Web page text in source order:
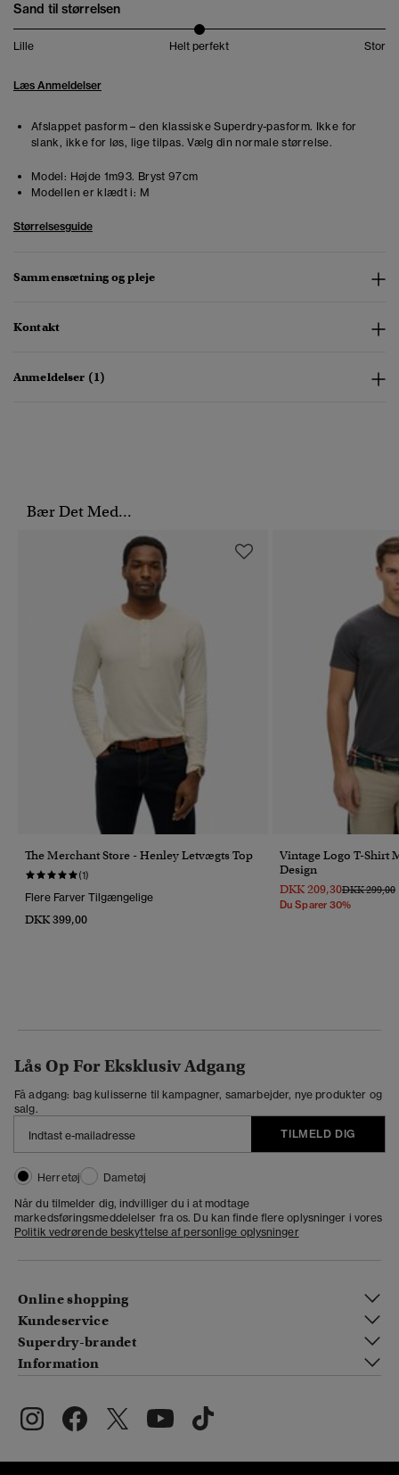
Sand til størrelsen
Lille Helt perfekt Stor
Læs Anmeldelser
Afslappet pasform – den klassiske Superdry-pasform. Ikke for
slank, ikke for løs, lige tilpas. Vælg din normale størrelse.
Model: Højde 1m93. Bryst 97cm
Modellen er klædt i: M
Størrelsesguide
Sammensætning og pleje
Kontakt
Anmeldelser (1)
Bær Det Med...
The Merchant Store - Henley Letvægts Top
(1)
Flere Farver Tilgængelige
DKK 399,00
Vintage Logo T-Shirt
Design
DKK 209,30Pris Nedsat
DKK 299,00
Du Sparer 30%
Lås Op For Eksklusiv Adgang
Få adgang: bag kulisserne til kampagner, samarbejder, nye produkter og
salg.
TILMELD DIG
Herretøj
Dametøj
Når du tilmelder dig, indvilliger du i at modtage
markedsføringsmeddelelser fra os. Du kan finde flere oplysninger i vores
Politik vedrørende beskyttelse af personlige oplysninger
Online shopping
Kundeservice
Superdry-brandet
Information